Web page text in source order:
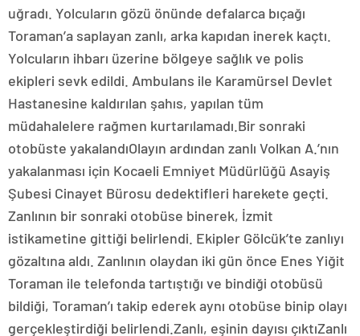
uğradı. Yolcuların gözü önünde defalarca bıçağı
Toraman’a saplayan zanlı, arka kapıdan inerek kaçtı.
Yolcuların ihbarı üzerine bölgeye sağlık ve polis
ekipleri sevk edildi. Ambulans ile Karamürsel Devlet
Hastanesine kaldırılan şahıs, yapılan tüm
müdahalelere rağmen kurtarılamadı.Bir sonraki
otobüste yakalandıOlayın ardından zanlı Volkan A.’nın
yakalanması için Kocaeli Emniyet Müdürlüğü Asayiş
Şubesi Cinayet Bürosu dedektifleri harekete geçti.
Zanlının bir sonraki otobüse binerek, İzmit
istikametine gittiği belirlendi. Ekipler Gölcük’te zanlıyı
gözaltına aldı. Zanlının olaydan iki gün önce Enes Yiğit
Toraman ile telefonda tartıştığı ve bindiği otobüsü
bildiği, Toraman’ı takip ederek aynı otobüse binip olayı
gerçekleştirdiği belirlendi.Zanlı, eşinin dayısı çıktıZanlı